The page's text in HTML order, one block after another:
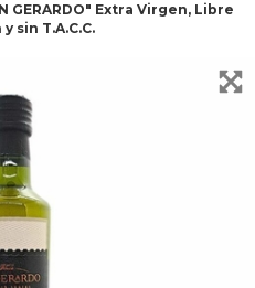
GERARDO" Extra Virgen, Libre
sin T.A.C.C.